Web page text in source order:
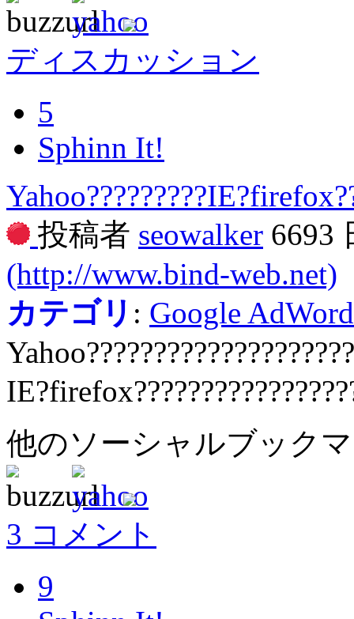
ディスカッション
5
Sphinn It!
投稿者 seowalker 6693
(http://www.bind-web.net)
カテゴリ : Google
他のソーシャルブック
3 コメント
9